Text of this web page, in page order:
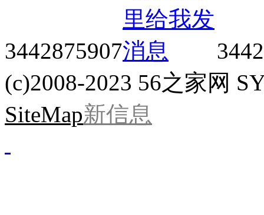
3442875907
(c)2008-2023 56之家网
SiteMap新信息